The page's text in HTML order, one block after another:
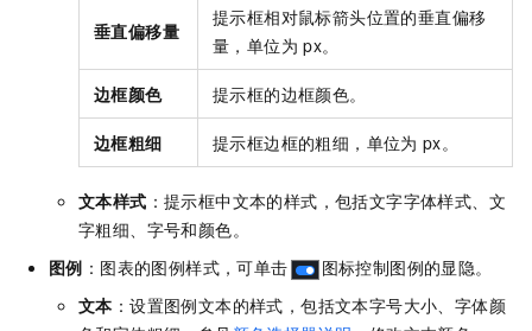
垂直偏移量
提示框相对鼠标箭头位置的垂直偏移
量，单位为 px。
边框颜色 提示框的边框颜色。
边框粗细 提示框边框的粗细，单位为 px。
文本样式 ：提示框中文本的样式，包括文字字体样式、文
字粗细、字号和颜色。
图例 ：图表的图例样式，可单击
图标控制图例的显隐。
文本 ：设置图例文本的样式，包括文本字号大小、字体颜